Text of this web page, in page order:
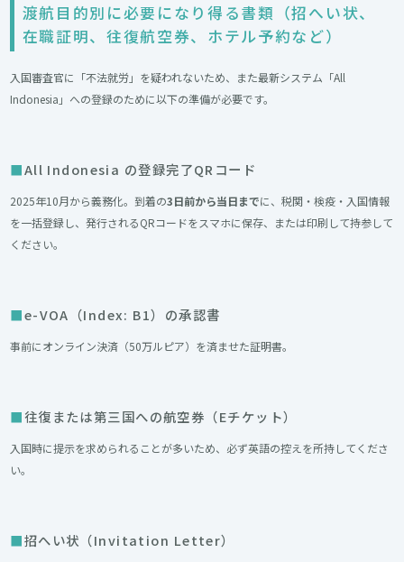
渡航目的別に必要になり得る書類（招へい状、
在職証明、往復航空券、ホテル予約など）
入国審査官に「不法就労」を疑われないため、また最新システム「All
Indonesia」への登録のために以下の準備が必要です。
All Indonesia の登録完了QRコード
2025年10月から義務化。到着の3日前から当日までに、税関・検疫・入国情報
を一括登録し、発行されるQRコードをスマホに保存、または印刷して持参して
ください。
e-VOA（Index: B1）の承認書
事前にオンライン決済（50万ルピア）を済ませた証明書。
往復または第三国への航空券（Eチケット）
入国時に提示を求められることが多いため、必ず英語の控えを所持してくださ
い。
招へい状（Invitation Letter）